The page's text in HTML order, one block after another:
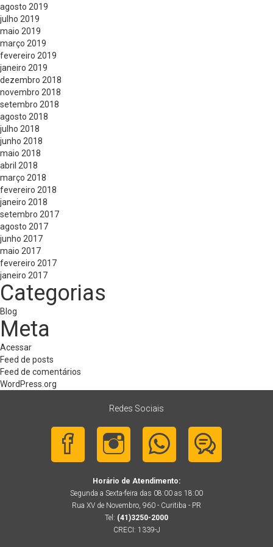
agosto 2019
julho 2019
maio 2019
março 2019
fevereiro 2019
janeiro 2019
dezembro 2018
novembro 2018
setembro 2018
agosto 2018
julho 2018
junho 2018
maio 2018
abril 2018
março 2018
fevereiro 2018
janeiro 2018
setembro 2017
agosto 2017
junho 2017
maio 2017
fevereiro 2017
janeiro 2017
Categorias
Blog
Meta
Acessar
Feed de posts
Feed de comentários
WordPress.org
Redes Sociais
Horário de Atendimento:
Segunda a Sexta-feira das 08:00 as 18:00
Rua XV de Novembro, 960 - Curitiba - PR
Tel: (41)3250-2000
CRECI: 1339-J